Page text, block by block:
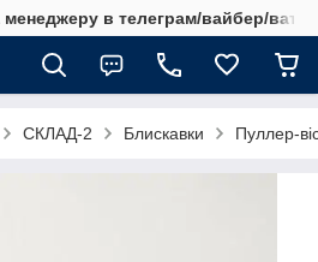
менеджеру в телеграм/вайбер/
СКЛАД-2 Блискавки Пуллер-